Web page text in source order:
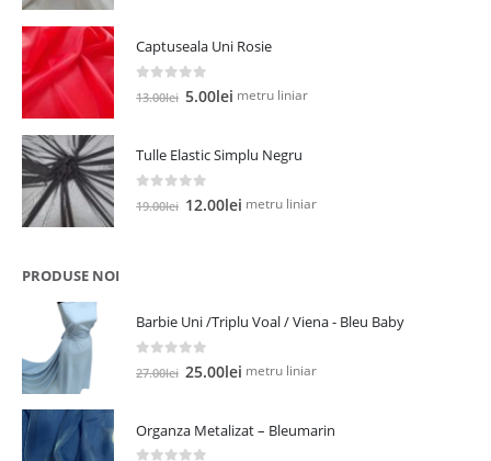
fost:
13.00lei.
5.00lei.
Captuseala Uni Rosie
out of 5
13.00lei Prețul
fost:
13.00lei.
5.00lei Prețul
5.00lei.
metru liniar
Tulle Elastic Simplu Negru
out of 5
19.00lei Prețul
12.00lei Prețul
metru liniar
PRODUSE NOI
Barbie Uni /Triplu Voal / Viena - Bleu Baby
out of 5
27.00lei Prețul
fost:
27.00lei.
25.00lei Prețul
25.00lei.
metru liniar
Organza Metalizat – Bleumarin